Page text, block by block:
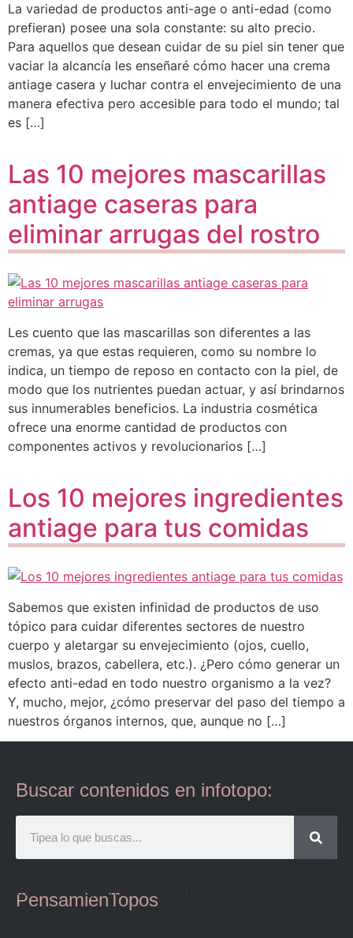
La variedad de productos anti-age o anti-edad (como
prefieran) posee una sola constante: su alto precio.
Para aquellos que desean cuidar de su piel sin tener que
vaciar la alcancía les enseñaré cómo hacer una crema
antiage casera y luchar contra el envejecimiento de una
manera efectiva pero accesible para todo el mundo; tal
es […]
Las 10 mejores mascarillas
antiage caseras para
eliminar arrugas del rostro
Les cuento que las mascarillas son diferentes a las
cremas, ya que estas requieren, como su nombre lo
indica, un tiempo de reposo en contacto con la piel, de
modo que los nutrientes puedan actuar, y así brindarnos
sus innumerables beneficios. La industria cosmética
ofrece una enorme cantidad de productos con
componentes activos y revolucionarios […]
Los 10 mejores ingredientes
antiage para tus comidas
Sabemos que existen infinidad de productos de uso
tópico para cuidar diferentes sectores de nuestro
cuerpo y aletargar su envejecimiento (ojos, cuello,
muslos, brazos, cabellera, etc.). ¿Pero cómo generar un
efecto anti-edad en todo nuestro organismo a la vez?
Y, mucho, mejor, ¿cómo preservar del paso del tiempo a
nuestros órganos internos, que, aunque no […]
Buscar contenidos en infotopo:
PensamienTopos
orderby="random" limit=1]